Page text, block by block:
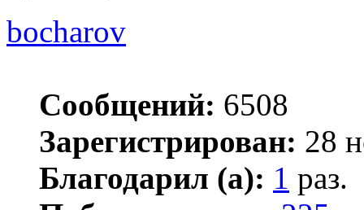
bocharov
Сообщений: 6508
Зарегистрирован: 28
Благодарил (а): 1 раз.